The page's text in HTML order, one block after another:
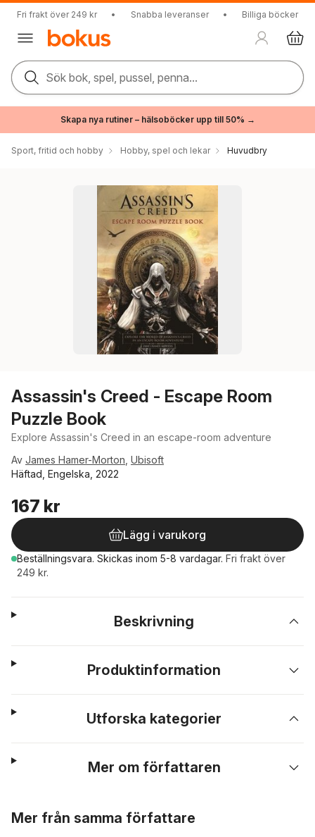
Fri frakt över 249 kr • Snabba leveranser • Billiga böcker
Sök bok, spel, pussel, penna...
Skapa nya rutiner – hälsoböcker upp till 50% →
Sport, fritid och hobby Hobby, spel och lekar Huvudbry
Assassin's Creed - Escape Room
Puzzle Book
Explore Assassin's Creed in an escape-room adventure
Av James Hamer-Morton Ubisoft
Häftad, Engelska, 2022
167 kr
Lägg i varukorg
Beställningsvara. Skickas inom 5-8 vardagar. Fri frakt över
249 kr.
Beskrivning
Produktinformation
Utforska kategorier
Mer om författaren
Mer från samma författare